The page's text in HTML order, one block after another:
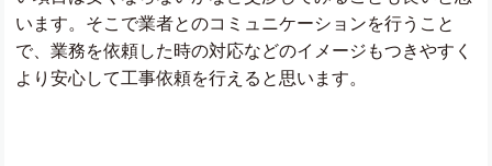
います。そこで業者とのコミュニケーションを行うこと
で、業務を依頼した時の対応などのイメージもつきやすく
より安心して工事依頼を行えると思います。